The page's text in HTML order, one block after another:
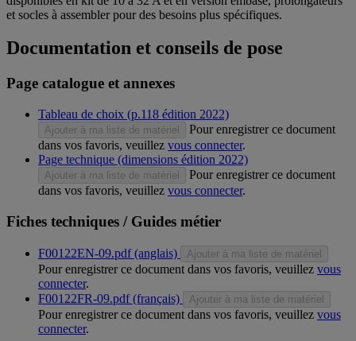
et socles à assembler pour des besoins plus spécifiques.
Documentation et conseils de pose
Page catalogue et annexes
Tableau de choix (p.118 édition 2022)
Ajouter à ma liste de matériel
Pour enregistrer ce document
dans vos favoris, veuillez vous connecter.
Page technique (dimensions édition 2022)
Ajouter à ma liste de matériel
Pour enregistrer ce document
dans vos favoris, veuillez vous connecter.
Fiches techniques / Guides métier
F00122EN-09.pdf (anglais) Ajouter à ma liste de matériel
Pour enregistrer ce document dans vos favoris, veuillez vous
connecter.
F00122FR-09.pdf (français)
Ajouter à ma liste de matériel
Pour enregistrer ce document dans vos favoris, veuillez vous
connecter.